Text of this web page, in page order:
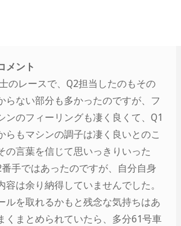
メント
のレースで、Q2担当したのもその
らない部分も多かったのですが、フ
ンのフィーリングも凄く良くて、Q1
らもマシンの調子は凄く良いとのこ
の言葉を信じて思いっきりいった
手ではあったのですが、自分自身
容は余り納得していませんでした。
ルを取れるかもと残念な気持ちはあ
くまとめられていたら、多分61号車